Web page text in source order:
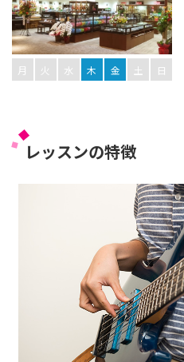
月 火 水 木 金 土 日
レッスンの特徴